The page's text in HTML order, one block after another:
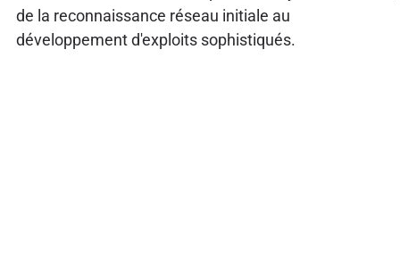
de la reconnaissance réseau initiale au
développement d'exploits sophistiqués.